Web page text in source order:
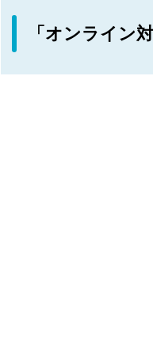
「オンライン